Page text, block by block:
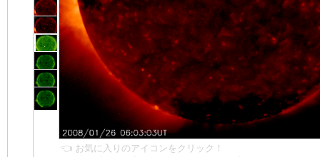
👈 お気に入りのアイコンをクリック！